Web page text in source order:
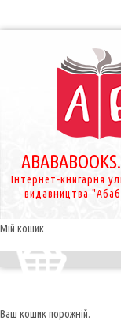
Інтернет-книгарня
видавництва
Мій кошик
Ваш кошик порожній.